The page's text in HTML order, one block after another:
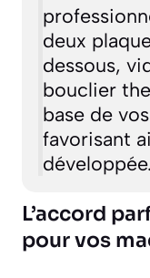
deux
dessous,
bouclier
base de
favorisant
développée.
L’accord
pour vos